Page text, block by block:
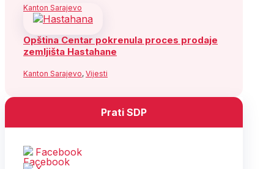
Kanton Sarajevo
Opština Centar pokrenula proces prodaje
zemljišta Hastahane
Kanton Sarajevo, Vijesti
Prati SDP
Facebook